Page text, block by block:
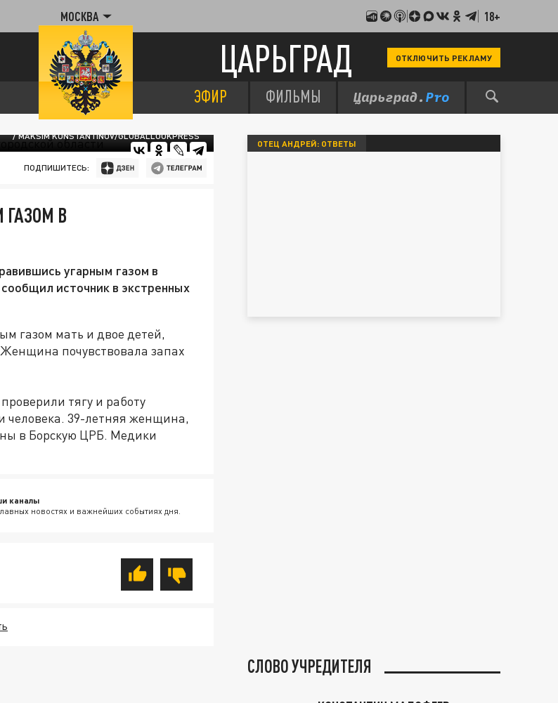
МОСКВА 18+
ЦАРЬГРАД ОТКЛЮЧИТЬ РЕКЛАМУ
ЭФИР ФИЛЬМЫ
/ MAKSIM KONSTANTINOV/GLOBALLOOKPRESS
ПОДПИШИТЕСЬ:
В
угарным газом в
источник в экстренных
газом мать и двое детей,
Женщина почувствовала запах
тягу и работу
человека. 39-летняя женщина,
в Борскую ЦРБ. Медики
каналы
новостях и важнейших событиях дня.
ОТЕЦ АНДРЕЙ: ОТВЕТЫ
СЛОВО УЧРЕДИТЕЛЯ